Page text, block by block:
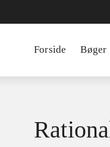
Forside Bøger